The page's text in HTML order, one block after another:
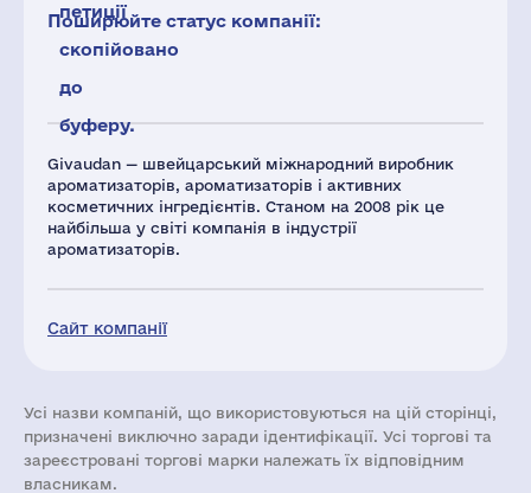
Givaudan — швейцарський міжнародний виробник
ароматизаторів, ароматизаторів і активних
косметичних інгредієнтів. Станом на 2008 рік це
найбільша у світі компанія в індустрії
ароматизаторів.
Сайт компанії
петиції
скопійовано
до
буферу.
Поширюйте статус компанії:
Усі назви компаній, що використовуються на цій сторінці,
призначені виключно заради ідентифікації. Усі торгові та
зареєстровані торгові марки належать їх відповідним
власникам.